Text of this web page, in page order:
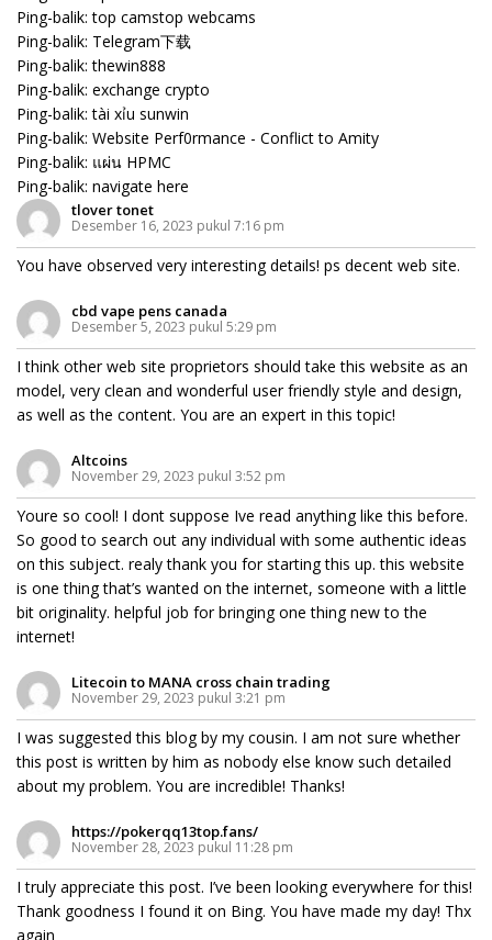
Ping-balik:top camstop webcams
Ping-balik: Telegram下载
Ping-balik:thewin888
Ping-balik: exchange crypto
Ping-balik:tài xỉu sunwin
Ping-balik: Website Perf0rmance - Conflict to Amity
Ping-balik: แผ่น HPMC
Ping-balik: navigate here
tlover tonet
Desember 16, 2023 pukul 7:16 pm
You have observed very interesting details! ps decent web site.
cbd vape pens canada
Desember 5, 2023 pukul 5:29 pm
I think other web site proprietors should take this website as an
model, very clean and wonderful user friendly style and design,
as well as the content. You are an expert in this topic!
Altcoins
November 29, 2023 pukul 3:52 pm
Youre so cool! I dont suppose Ive read anything like this before.
So good to search out any individual with some authentic ideas
on this subject. realy thank you for starting this up. this website
is one thing that’s wanted on the internet, someone with a little
bit originality. helpful job for bringing one thing new to the
internet!
Litecoin to MANA cross chain trading
November 29, 2023 pukul 3:21 pm
I was suggested this blog by my cousin. I am not sure whether
this post is written by him as nobody else know such detailed
about my problem. You are incredible! Thanks!
https://pokerqq13top.fans/
November 28, 2023 pukul 11:28 pm
I truly appreciate this post. I’ve been looking everywhere for this!
Thank goodness I found it on Bing. You have made my day! Thx
again